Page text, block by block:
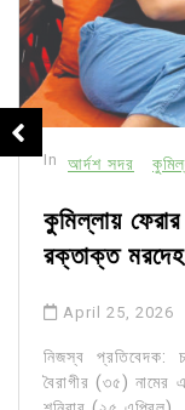
In আর্দশ সদর
কুমিল্লায়
রক্তাক্ত
April 25, 2026
নিজস্ব প্রতিবেদক:
বৈরাগীর (৩৫) নামের